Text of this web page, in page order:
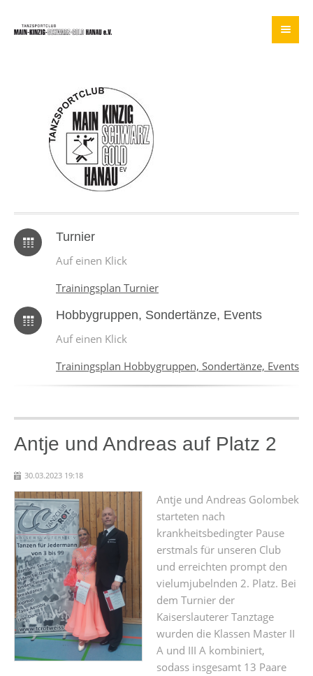
Turnier
Auf einen Klick
Trainingsplan Turnier
Hobbygruppen, Sondertänze, Events
Auf einen Klick
Trainingsplan Hobbygruppen, Sondertänze, Events
Antje und Andreas auf Platz 2
30.03.2023 19:18
Antje und Andreas Golombek
starteten nach
krankheitsbedingter Pause
erstmals für unseren Club
und erreichten prompt den
vielumjubelnden 2. Platz. Bei
dem Turnier der
Kaiserslauterer Tanztage
wurden die Klassen Master II
A und III A kombiniert,
sodass insgesamt 13 Paare